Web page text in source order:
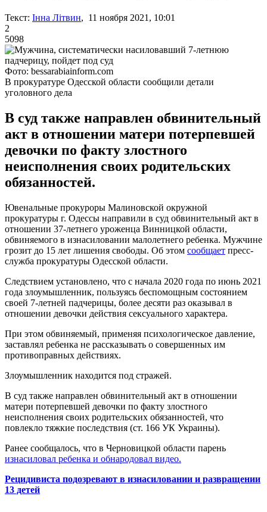
Текст: Інна Літвин, 11 ноября 2021, 10:01
2
5098
Фото: bessarabiainform.com
В прокуратуре Одесской области сообщили детали
уголовного дела
В суд также направлен обвинительный
акт в отношении матери потерпевшей
девочки по факту злостного
неисполнения своих родительских
обязанностей.
Ювенальные прокуроры Малиновской окружной
прокуратуры г. Одессы направили в суд обвинительный акт в
отношении 37-летнего уроженца Винницкой области,
обвиняемого в изнасиловании малолетнего ребенка. Мужчине
грозит до 15 лет лишения свободы. Об этом сообщает пресс-
служба прокуратуры Одесской области.
Следствием установлено, что с начала 2020 года по июнь 2021
года злоумышленник, пользуясь беспомощным состоянием
своей 7-летней падчерицы, более десяти раз оказывал в
отношении девочки действия сексуального характера.
При этом обвиняемый, применяя психологическое давление,
заставлял ребенка не рассказывать о совершенных им
противоправных действиях.
Злоумышленник находится под стражей.
В суд также направлен обвинительный акт в отношении
матери потерпевшей девочки по факту злостного
неисполнения своих родительских обязанностей, что
повлекло тяжкие последствия (ст. 166 УК Украины).
Ранее сообщалось, что в Черновицкой области парень
изнасиловал ребенка и обнародовал видео.
Рецидивиста подозревают в изнасиловании и развращении
13 детей